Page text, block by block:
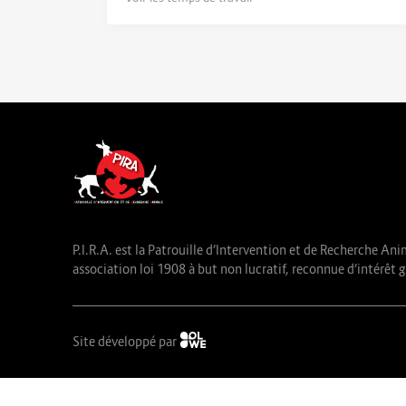
P.I.R.A. est la Patrouille d’Intervention et de Recherche
association loi 1908 à but non lucratif, reconnue d’intérêt
Site développé par